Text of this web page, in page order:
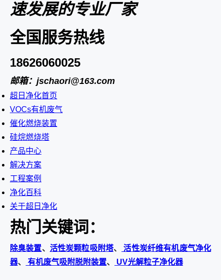
速发展的专业厂家
全国服务热线
18626060025
邮箱：jschaori@163.com
超日净化首页
VOCs有机废气
催化燃烧装置
硅烷燃烧塔
产品中心
解决方案
工程案例
净化百科
关于超日净化
热门关键词：
除臭装置、 活性炭颗粒吸附塔、
活性炭纤维有机废气净化
器、 有机废气吸附脱附装置、 UV光解粒子净化器